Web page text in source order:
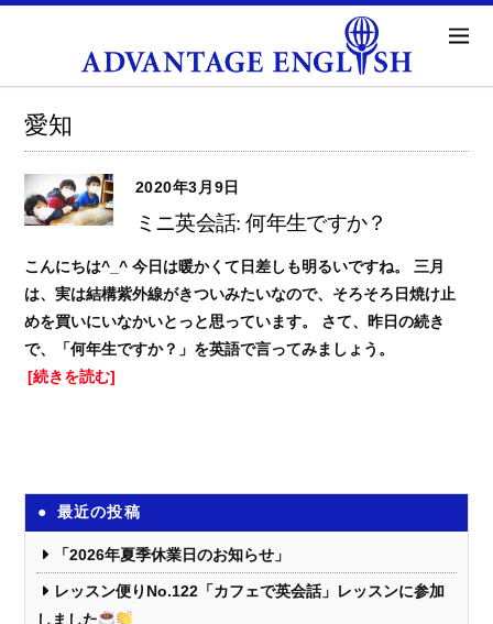
愛知
2020年3月9日
ミニ英会話: 何年生ですか？
こんにちは^_^ 今日は暖かくて日差しも明るいですね。 三月
は、実は結構紫外線がきついみたいなので、そろそろ日焼け止
めを買いにいなかいとっと思っています。 さて、昨日の続き
で、「何年生ですか？」を英語で言ってみましょう。
[続きを読む]
最近の投稿
「2026年夏季休業日のお知らせ」
レッスン便りNo.122「カフェで英会話」レッスンに参加
しました